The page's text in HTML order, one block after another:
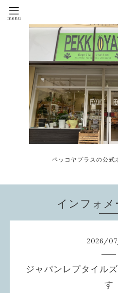
ペッコヤプラスの公式
インフォメ
2026/07
ジャパンレプタイル
す